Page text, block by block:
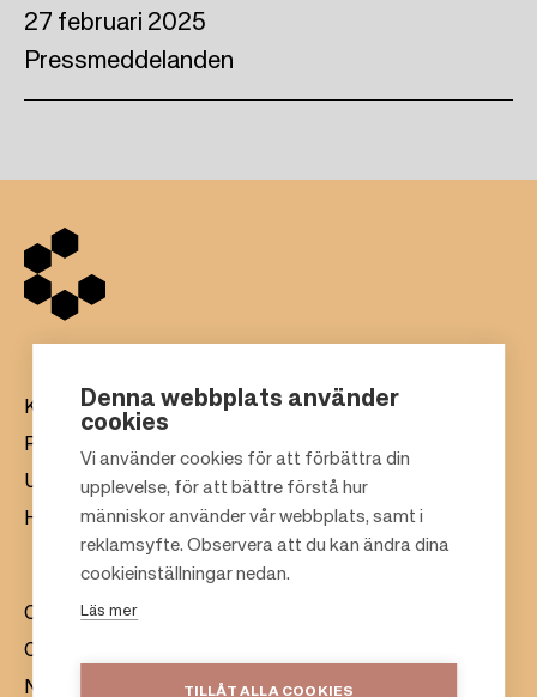
27 februari 2025
Pressmeddelanden
o
t
Köpcentrum
Presentkort
Uthyrning
Hållbarhet
Om oss
Citylife
Nyhetsrum
Denna webbplats använder
cookies
Vi använder cookies för att förbättra din
upplevelse, för att bättre förstå hur
människor använder vår webbplats, samt i
reklamsyfte. Observera att du kan ändra dina
cookieinställningar nedan.
Läs mer
TILLÅT ALLA COOKIES